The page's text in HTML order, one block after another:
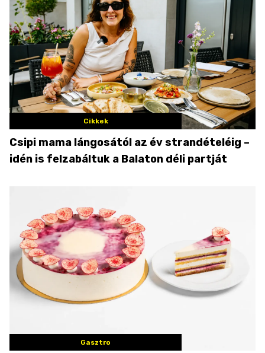
Cikkek
Csipi mama lángosától az év strandételéig –
idén is felzabáltuk a Balaton déli partját
Gasztro